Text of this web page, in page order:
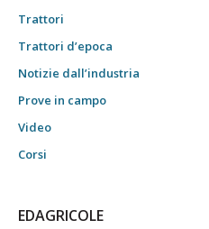
Trattori
Trattori d’epoca
Notizie dall’industria
Prove in campo
Video
Corsi
EDAGRICOLE